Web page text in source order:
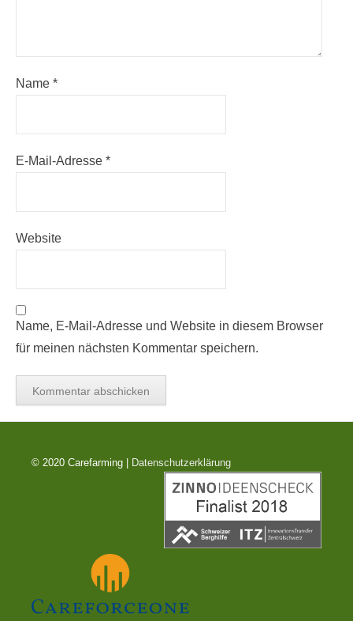
Name *
E-Mail-Adresse *
Website
Name, E-Mail-Adresse und Website in diesem Browser
für meinen nächsten Kommentar speichern.
© 2020 Carefarming | Datenschutzerklärung